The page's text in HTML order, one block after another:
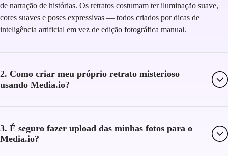
de narração de histórias. Os retratos costumam ter iluminação suave,
cores suaves e poses expressivas — todos criados por dicas de
inteligência artificial em vez de edição fotográfica manual.
2. Como criar meu próprio retrato misterioso
usando Media.io?
3. É seguro fazer upload das minhas fotos para o
Media.io?